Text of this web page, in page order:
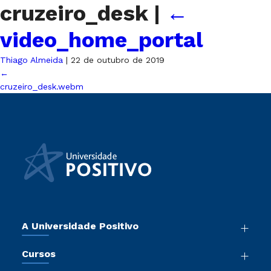
cruzeiro_desk | ←
video_home_portal
Thiago Almeida | 22 de outubro de 2019
←
cruzeiro_desk.webm
A Universidade Positivo
Sala de Imprensa
Cursos